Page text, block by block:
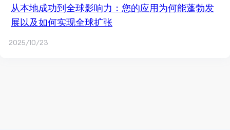
从本地成功到全球影响力：您的应用为何能蓬勃发
展以及如何实现全球扩张
2025/10/23